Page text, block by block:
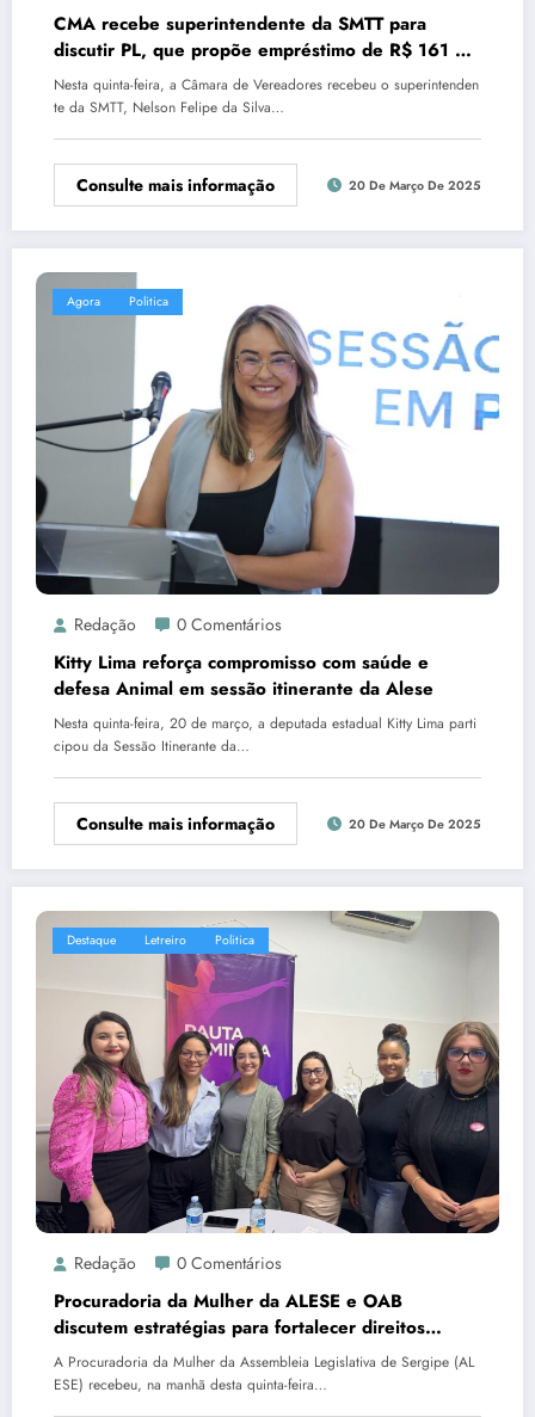
CMA recebe superintendente da SMTT para
discutir PL, que propõe empréstimo de R$ 161 mi
para compra de ônibus elétricos
Nesta quinta-feira, a Câmara de Vereadores recebeu o superintenden
te da SMTT, Nelson Felipe da Silva…
Consulte mais informação 20 De Março De 2025
Agora Politica
Redação 0 Comentários
Kitty Lima reforça compromisso com saúde e
defesa Animal em sessão itinerante da Alese
Nesta quinta-feira, 20 de março, a deputada estadual Kitty Lima parti
cipou da Sessão Itinerante da…
Consulte mais informação 20 De Março De 2025
Destaque Letreiro Politica
Redação 0 Comentários
Procuradoria da Mulher da ALESE e OAB
discutem estratégias para fortalecer direitos
femininos
A Procuradoria da Mulher da Assembleia Legislativa de Sergipe (AL
ESE) recebeu, na manhã desta quinta-feira…